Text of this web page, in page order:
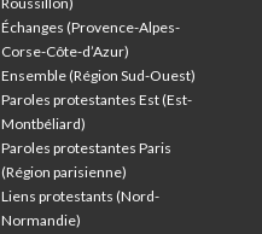
Échanges (Provence-Alpes-
Corse-Côte-d’Azur)
Ensemble (Région Sud-Ouest)
Paroles protestantes Est (Est-
Montbéliard)
Paroles protestantes Paris
(Région parisienne)
Liens protestants (Nord-
Normandie)